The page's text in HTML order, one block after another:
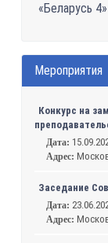
«Беларусь
Мероприятия
Конкурс на
Дата:
Адрес:
Заседание
Дата:
Адрес: